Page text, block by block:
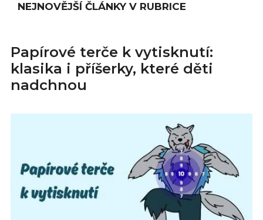
NEJNOVĚJŠÍ ČLÁNKY V RUBRICE
Papírové terče k vytisknutí:
klasika i příšerky, které děti
nadchnou